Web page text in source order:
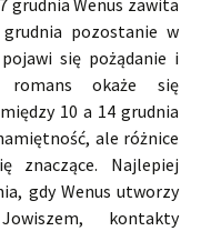
pozostanie w
się pożądanie i
romans okaże się
10 a 14 grudnia
ale różnice
znaczące. Najlepiej
gdy Wenus utworzy
kontakty